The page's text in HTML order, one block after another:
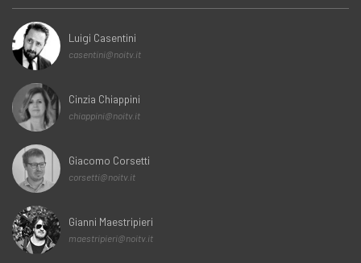
Luigi Casentini
casentini@noitv.it
Cinzia Chiappini
chiappini@noitv.it
Giacomo Corsetti
corsetti@noitv.it
Gianni Maestripieri
maestripieri@noitv.it